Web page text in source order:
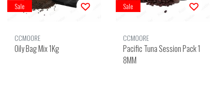
Sale
CCMOORE
Oily Bag Mix 1Kg
Sale
CCMOORE
Pacific Tuna Session Pack 1
8MM